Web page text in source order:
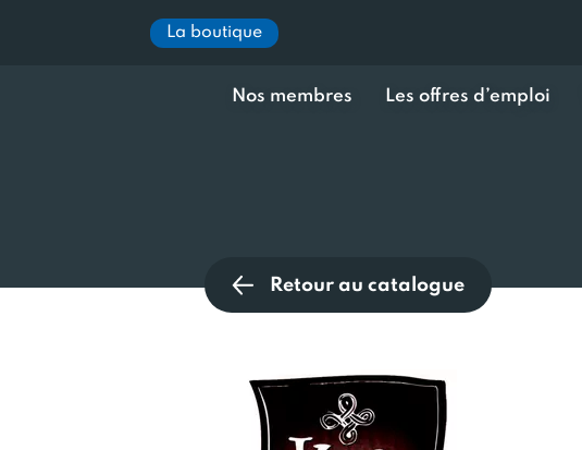
La boutique
Nos membres Les offres d’emploi
Retour au catalogue